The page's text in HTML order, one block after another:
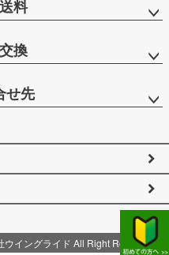
料
換
せ先
ングライド All Right Reserved.